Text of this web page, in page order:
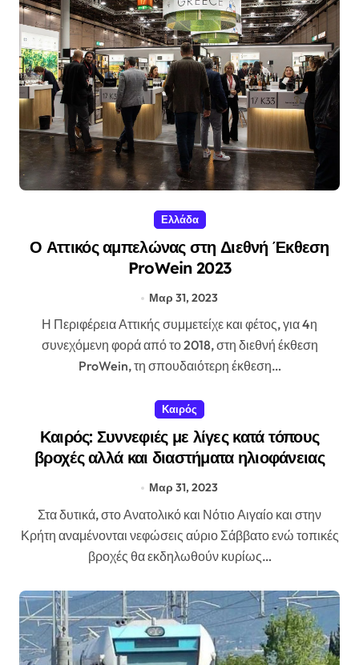
Ελλάδα
Ο Αττικός αμπελώνας στη Διεθνή Έκθεση
ProWein 2023
Μαρ 31, 2023
Η Περιφέρεια Αττικής συμμετείχε και φέτος, για 4η
συνεχόμενη φορά από το 2018, στη διεθνή έκθεση
ProWein, τη σπουδαιότερη έκθεση…
Καιρός
Καιρός: Συννεφιές με λίγες κατά τόπους
βροχές αλλά και διαστήματα ηλιοφάνειας
Μαρ 31, 2023
Στα δυτικά, στο Ανατολικό και Νότιο Αιγαίο και στην
Κρήτη αναμένονται νεφώσεις αύριο Σάββατο ενώ τοπικές
βροχές θα εκδηλωθούν κυρίως…